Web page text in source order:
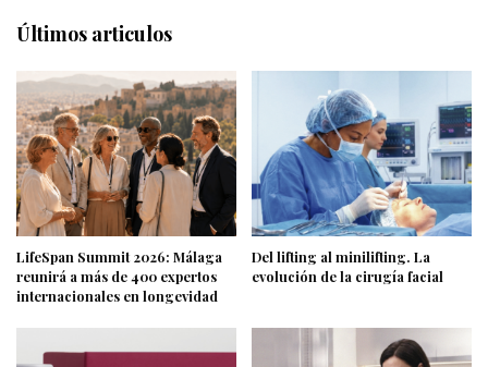
Últimos articulos
LifeSpan Summit 2026: Málaga
reunirá a más de 400 expertos
internacionales en longevidad
Del lifting al minilifting. La
evolución de la cirugía facial